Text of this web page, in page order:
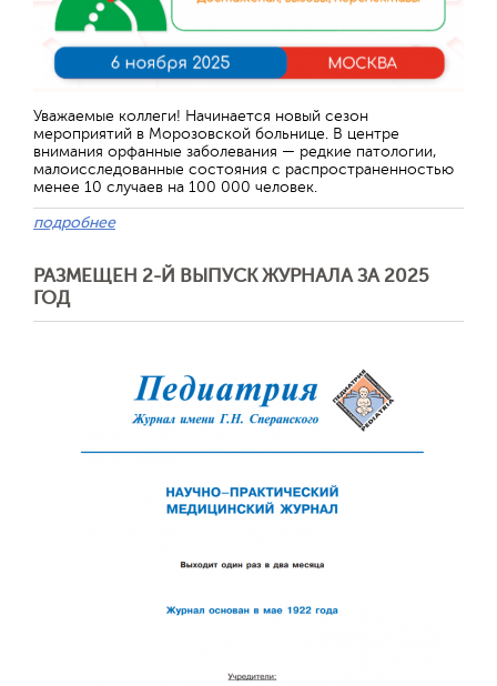
Уважаемые коллеги! Начинается новый сезон
мероприятий в Морозовской больнице. В центре
внимания орфанные заболевания — редкие патологии,
малоисследованные состояния с распространенностью
менее 10 случаев на 100 000 человек.
подробнее
РАЗМЕЩЕН 2-Й ВЫПУСК ЖУРНАЛА ЗА 2025
ГОД